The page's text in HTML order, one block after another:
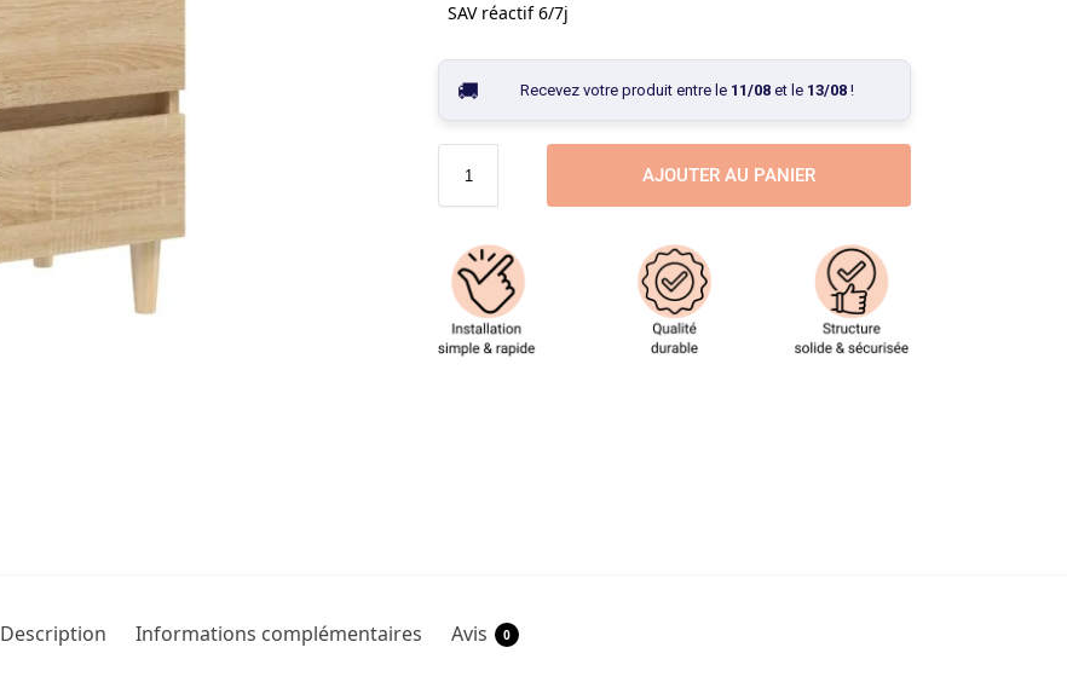
SAV réactif 6/7j
Recevez votre produit entre le 11/08et le 13/08!
AJOUTER AU PANIER
Description Informations complémentaires Avis 0